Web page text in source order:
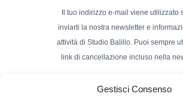
Gestisci Consenso
Il tuo indirizzo e-mail viene utilizzato
inviarti la nostra newsletter e
attività di Studio Balillo. Puoi sempre
link di cancellazione incluso nella